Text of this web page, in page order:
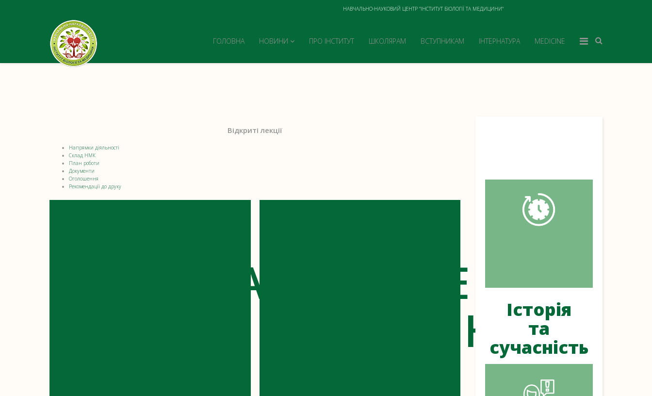
НАВЧАЛЬНО-НАУКОВИЙ ЦЕНТР "ІНСТИТУТ БІОЛОГІЇ ТА МЕДИЦИНИ"
ГОЛОВНА НОВИНИ ПРО ІНСТИТУТ ШКОЛЯРАМ ВСТУПНИКАМ ІНТЕРНАТУРА MEDICINE
Відкриті лекції
Напрямки діяльності
Склад НМК
План роботи
Документи
Оголошення
Рекомендації до друку
ВІДКРИТАВІДКРИТЕ
ПРАКТИЧНЕІсторія
та
сучасність